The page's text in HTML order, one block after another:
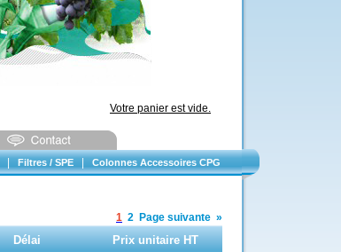
Votre panier est vide.
Filtres / SPE Colonnes Accessoires CPG
1 2 Page suivante »
Délai Prix unitaire HT